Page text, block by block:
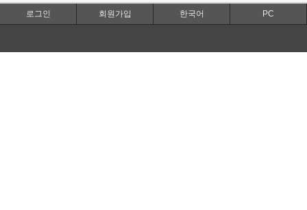
로그인 회원가입 한국어 PC